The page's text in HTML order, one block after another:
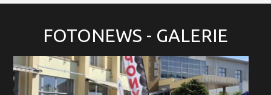
FOTONEWS - GALERIE